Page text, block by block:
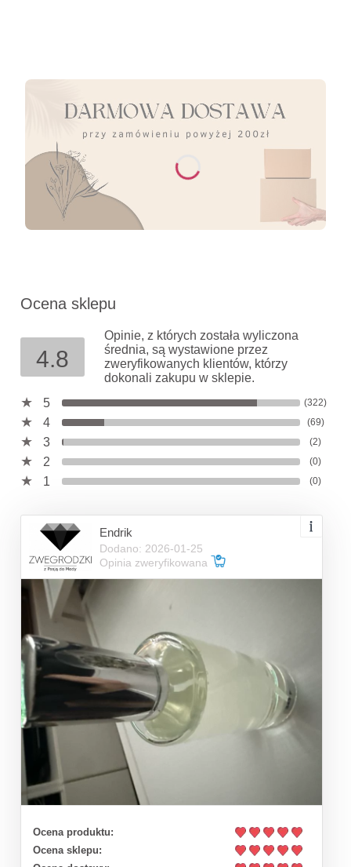
Ocena sklepu
4.8
Opinie, z których została wyliczona
średnia, są wystawione przez
zweryfikowanych klientów, którzy
dokonali zakupu w sklepie.
5
(322)
4 (69)
3 (2)
2 (0)
1 (0)
Endrik
Dodano: 2026-01-25
Opinia zweryfikowana
Ocena produktu:
Ocena sklepu: